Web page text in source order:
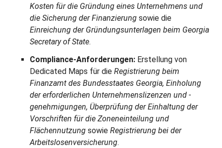
Kosten für die Gründung eines Unternehmens und
die Sicherung der Finanzierung sowie die
Einreichung der Gründungsunterlagen beim Georgia
Secretary of State.
Compliance-Anforderungen: Erstellung von
Dedicated Maps für die Registrierung beim
Finanzamt des Bundesstaates Georgia, Einholung
der erforderlichen Unternehmenslizenzen und -
genehmigungen, Überprüfung der Einhaltung der
Vorschriften für die Zoneneinteilung und
Flächennutzung sowie Registrierung bei der
Arbeitslosenversicherung.